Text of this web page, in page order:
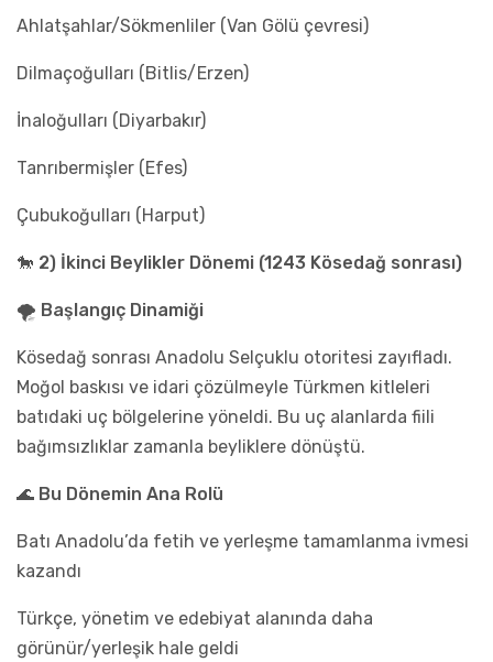
Ahlatşahlar/Sökmenliler (Van Gölü çevresi)
Dilmaçoğulları (Bitlis/Erzen)
İnaloğulları (Diyarbakır)
Tanrıbermişler (Efes)
Çubukoğulları (Harput)
🐎 2) İkinci Beylikler Dönemi (1243 Kösedağ sonrası)
🌪️ Başlangıç Dinamiği
Kösedağ sonrası Anadolu Selçuklu otoritesi zayıfladı.
Moğol baskısı ve idari çözülmeyle Türkmen kitleleri
batıdaki uç bölgelerine yöneldi. Bu uç alanlarda fiili
bağımsızlıklar zamanla beyliklere dönüştü.
🌊 Bu Dönemin Ana Rolü
Batı Anadolu’da fetih ve yerleşme tamamlanma ivmesi
kazandı
Türkçe, yönetim ve edebiyat alanında daha
görünür/yerleşik hale geldi